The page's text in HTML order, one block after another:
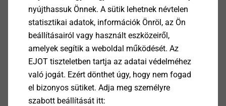
Termékek (2)
nyújthassuk Önnek. A sütik lehetnek névtelen
statisztikai adatok, információk Önröl, az Ön
beállításairól vagy használt eszközeiről,
amelyek segítik a weboldal működését. Az
EJOT tiszteletben tartja az adatai védelméhez
való jogát. Ezért dönthet úgy, hogy nem fogad
el bizonyos sütiket. Adja meg személyre
szabott beállítását itt: